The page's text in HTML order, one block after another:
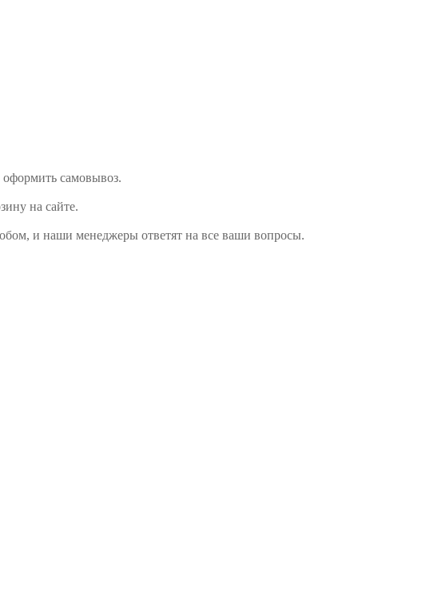
самовывоз.
на сайте.
и наши менеджеры ответят на все ваши вопросы.